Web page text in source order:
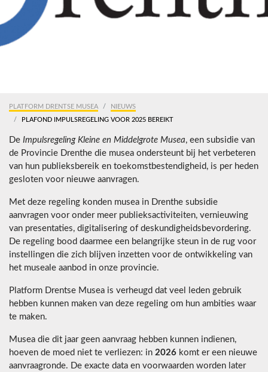
PLATFORM DRENTSE MUSEA
NIEUWS
PLAFOND IMPULSREGELING VOOR 2025 BEREIKT
De Impulsregeling Kleine en Middelgrote Musea, een subsidie van
de Provincie Drenthe die musea ondersteunt bij het verbeteren
van hun publieksbereik en toekomstbestendigheid, is per heden
gesloten voor nieuwe aanvragen.
Met deze regeling konden musea in Drenthe subsidie
aanvragen voor onder meer publieksactiviteiten, vernieuwing
van presentaties, digitalisering of deskundigheidsbevordering.
De regeling bood daarmee een belangrijke steun in de rug voor
instellingen die zich blijven inzetten voor de ontwikkeling van
het museale aanbod in onze provincie.
Platform Drentse Musea is verheugd dat veel leden gebruik
hebben kunnen maken van deze regeling om hun ambities waar
te maken.
Musea die dit jaar geen aanvraag hebben kunnen indienen,
hoeven de moed niet te verliezen: in 2026 komt er een nieuwe
aanvraagronde. De exacte data en voorwaarden worden later